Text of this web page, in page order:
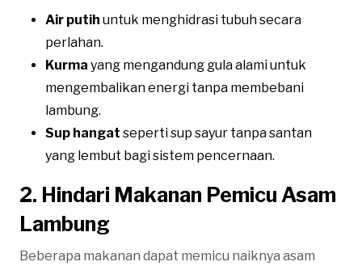
Air putih untuk menghidrasi tubuh secara
perlahan.
Kurma yang mengandung gula alami untuk
mengembalikan energi tanpa membebani
lambung.
Sup hangat seperti sup sayur tanpa santan
yang lembut bagi sistem pencernaan.
2. Hindari Makanan Pemicu Asam
Lambung
Beberapa makanan dapat memicu naiknya asam